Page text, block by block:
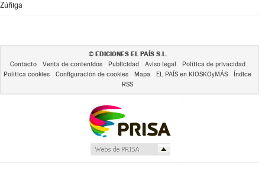
Zúñiga
© EDICIONES EL PAÍS S.L.
Contacto Venta de contenidos Publicidad Aviso legal
Política de privacidad
Política cookies
Configuración de cookies Mapa EL PAÍS en KIOSKOyMÁS
Índice
RSS